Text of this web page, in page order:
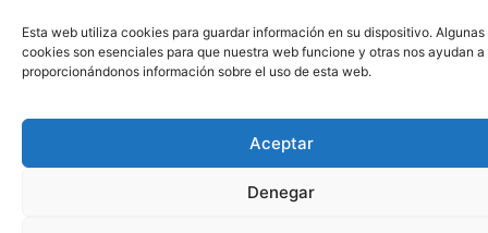
Esta web utiliza cookies para guardar información en su dispositivo. Algunas
cookies son esenciales para que nuestra web funcione y otras nos ayudan a
proporcionándonos información sobre el uso de esta web.
Aceptar
Denegar